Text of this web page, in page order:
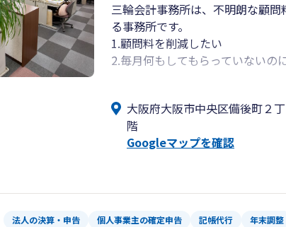
三輪会計事務所は、不明朗な顧
る事務所です。
1.顧問料を削減したい
2.毎月何もしてもらっていないの
大阪府大阪市中央区備後町２
階
Googleマップを確認
法人の決算・申告 個人事業主の確定申告 記帳代行 年末調整